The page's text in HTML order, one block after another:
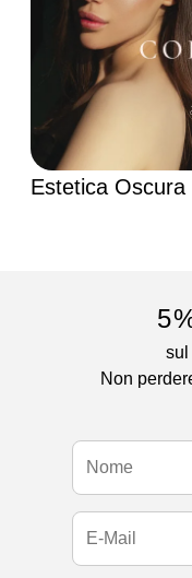
Estetica Oscura
sul
Non